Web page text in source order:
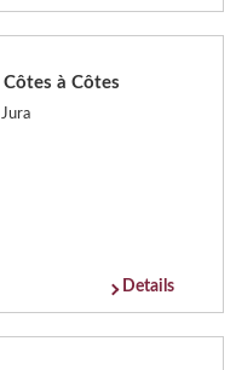
à Côtes
Jura
Details